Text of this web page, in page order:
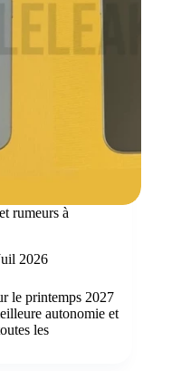
rumeurs à
2026
le printemps 2027
autonomie et
les